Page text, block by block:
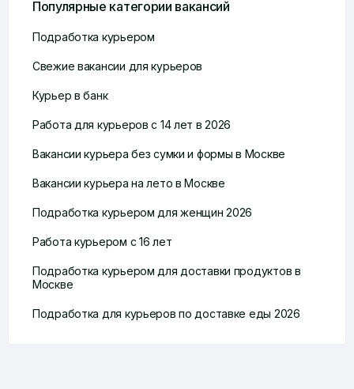
Популярные категории вакансий
Подработка курьером
Свежие вакансии для курьеров
Курьер в банк
Работа для курьеров с 14 лет в 2026
Вакансии курьера без сумки и формы в Москве
Вакансии курьера на лето в Москве
Подработка курьером для женщин 2026
Работа курьером с 16 лет
Подработка курьером для доставки продуктов в
Москве
Подработка для курьеров по доставке еды 2026